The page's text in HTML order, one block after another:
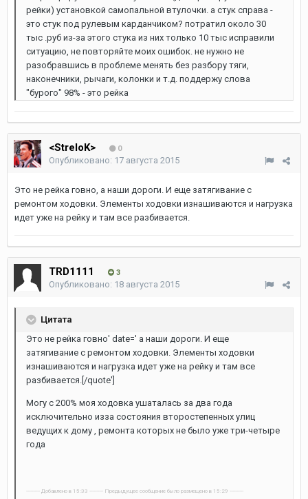
рейки) установкой самопальной втулочки. а стук справа -
это стук под рулевым карданчиком? потратил около 30
тыс .руб из-за этого стука из них только 10 тыс исправили
ситуацию, не повторяйте моих ошибок. не нужно не
разобравшись в проблеме менять без разбору тяги,
наконечники, рычаги, колонки и т.д. поддержу слова
"бурого" 98% - это рейка
<StreloK> 0
Опубликовано: 17 августа 2015
Это не рейка говно, а наши дороги. И еще затягивание с
ремонтом ходовки. Элементы ходовки изнашиваются и нагрузка
идет уже на рейку и там все разбивается.
TRD1111 3
Опубликовано: 18 августа 2015
Цитата
Это не рейка говно' date=' а наши дороги. И еще
затягивание с ремонтом ходовки. Элементы ходовки
изнашиваются и нагрузка идет уже на рейку и там все
разбивается.[/quote']
Могу с 200% моя ходовка ушаталась за два года
исключительно изза состояния второстепенных улиц
ведущих к дому , ремонта которых не было уже три-четыре
года
---------- Добавлено в 15:33 ---------- Предыдущее сообщение было размещено в 15:29 ----------